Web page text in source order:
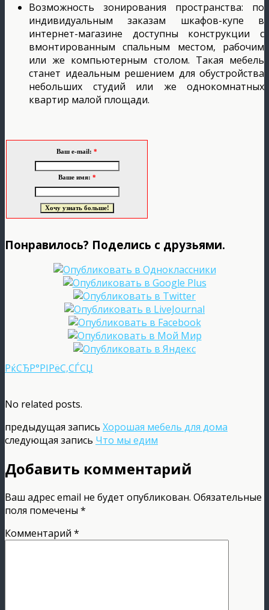
Возможность зонирования пространства: по
индивидуальным заказам шкафов-купе в
интернет-магазине доступны конструкции с
вмонтированным спальным местом, рабочим
или же компьютерным столом. Такая мебель
станет идеальным решением для обустройства
небольших студий или же однокомнатных
квартир малой площади.
Ваш e-mail: *
Ваше имя: *
Понравилось? Поделись с друзьями.
РќСЂР°РІРёС‚СЃСЏ
No related posts.
предыдущая запись Хорошая мебель для дома
следующая запись Что мы едим
Добавить комментарий
Ваш адрес email не будет опубликован. Обязательные
поля помечены *
Комментарий *